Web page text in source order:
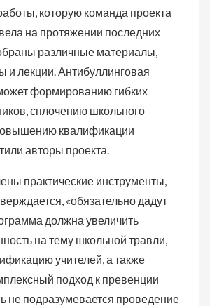
которую команда проекта
на протяжении последних
различные материалы,
и лекции. Антибуллинговая
формированию гибких
сплочению школьного
квалификации
авторы проекта.
практические инструменты,
«обязательно дадут
должна увеличить
на тему школьной травли,
учителей, а также
подход к превенции
не подразумевается проведение